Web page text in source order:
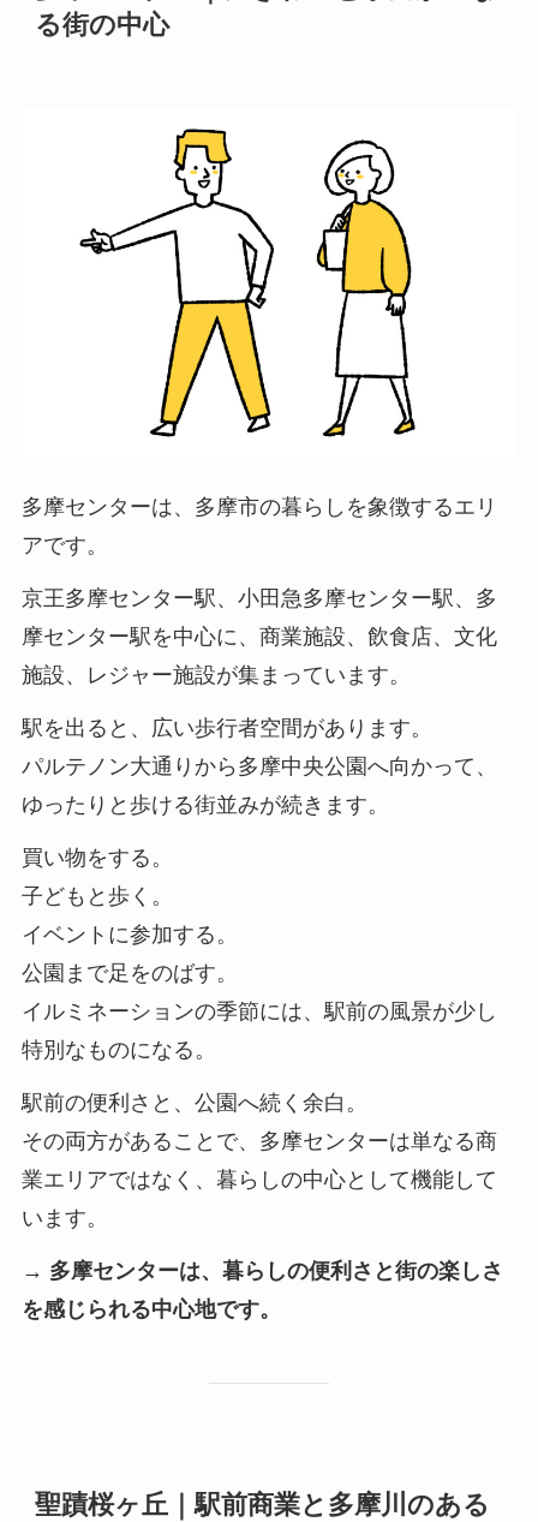
る街の中心
多摩センターは、多摩市の暮らしを象徴するエリ
アです。
京王多摩センター駅、小田急多摩センター駅、多
摩センター駅を中心に、商業施設、飲食店、文化
施設、レジャー施設が集まっています。
駅を出ると、広い歩行者空間があります。
パルテノン大通りから多摩中央公園へ向かって、
ゆったりと歩ける街並みが続きます。
買い物をする。
子どもと歩く。
イベントに参加する。
公園まで足をのばす。
イルミネーションの季節には、駅前の風景が少し
特別なものになる。
駅前の便利さと、公園へ続く余白。
その両方があることで、多摩センターは単なる商
業エリアではなく、暮らしの中心として機能して
います。
→ 多摩センターは、暮らしの便利さと街の楽しさ
を感じられる中心地です。
聖蹟桜ヶ丘｜駅前商業と多摩川のある